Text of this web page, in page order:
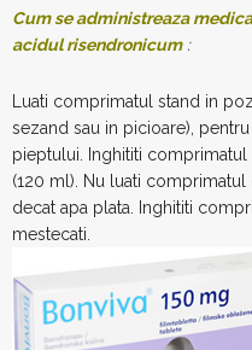
Cum se administreaza
acidul risendronicum:
Luati comprimatul stand in
sezand sau in picioare),
pieptului. Inghititi
(120 ml). Nu luati
decat apa plata. Inghititi
mestecati.